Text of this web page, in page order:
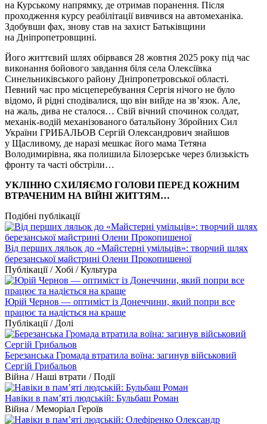
на Курському напрямку, де отримав поранення. Після
проходження курсу реабілітації вивчився на автомеханіка.
Здобувши фах, знову став на захист Батьківщини
на Дніпропетровщині.
Його життєвий шлях обірвався 28 жовтня 2025 року під час
виконання бойового завдання біля села Олексіївка
Синельниківського району Дніпропетровської області.
Певний час про місцеперебування Сергія нічого не було
відомо, й рідні сподівалися, що він вийде на зв’язок. Але,
на жаль, дива не сталося… Свій вічний спочинок солдат,
механік-водій механізованого батальйону Збройних Сил
України ГРИБАЛЬОВ Сергій Олександрович знайшов
у Щасливому, де наразі мешкає його мама Тетяна
Володимирівна, яка полишила Білозерське через близькість
фронту та часті обстріли…
УКЛІННО СХИЛЯЄМО ГОЛОВИ ПЕРЕД КОЖНИМ
ВТРАЧЕНИМ НА ВІЙНІ ЖИТТЯМ…
Подібні публікації
Від перших ляльок до «Майстерні умільців»: творчий шлях
березанської майстрині Олени Прокопишеної
Публікації / Хобі / Культура
Юрій Чернов — оптиміст із Донеччини, який попри все
працює та надіється на краще
Публікації / Долі
Березанська Громада втратила воїна: загинув військовий
Сергій Грибальов
Війна / Наші втрати / Події
Навіки в пам’яті людській: Бульбаш Роман
Війна / Меморіал Героїв